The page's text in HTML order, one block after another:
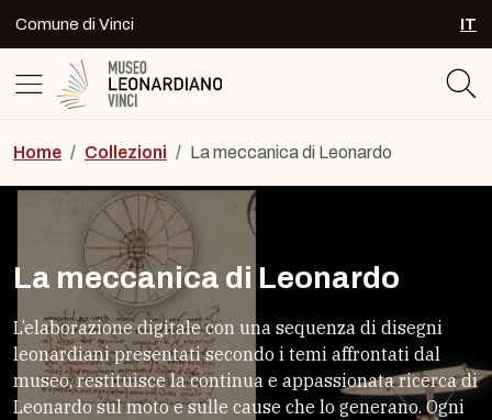
Comune di Vinci IT
Home / Collezioni / La meccanica di Leonardo
La meccanica di Leonardo
L’elaborazione digitale con una sequenza di disegni
leonardiani presentati secondo i temi affrontati dal
museo, restituisce la continua e appassionata ricerca di
Leonardo sul moto e sulle cause che lo generano. Ogni